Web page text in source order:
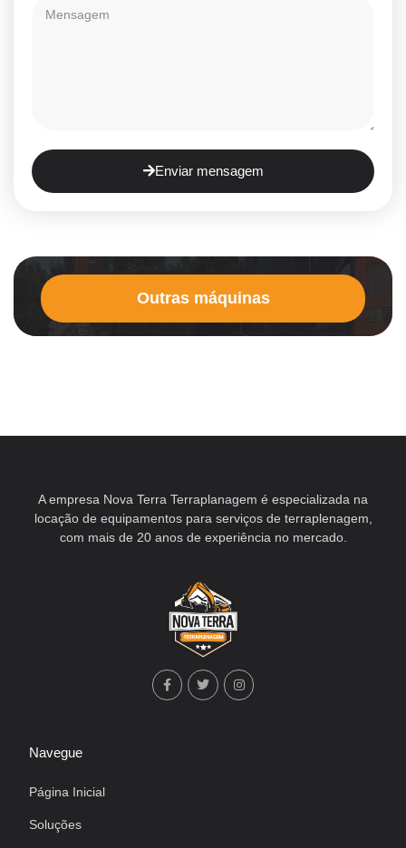
Enviar mensagem
Outras máquinas
A empresa Nova Terra Terraplanagem é especializada na
locação de equipamentos para serviços de terraplenagem,
com mais de 20 anos de experiência no mercado.
Navegue
Página Inicial
Soluções